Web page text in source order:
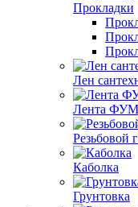
Прокладки
Лен
Лента ФУМ,
Резьбовой
Каболка
Грунтовка